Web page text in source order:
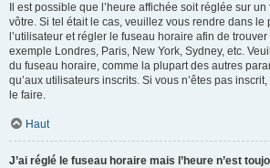
Il est possible que l’heure affichée soit réglée sur
vôtre. Si tel était le cas, veuillez vous rendre dans le
l’utilisateur et régler le fuseau horaire afin de
exemple Londres, Paris, New York, Sydney, etc.
du fuseau horaire, comme la plupart des autres
qu’aux utilisateurs inscrits. Si vous n’êtes pas
le faire.
Haut
J’ai réglé le fuseau horaire mais l’heure n’est